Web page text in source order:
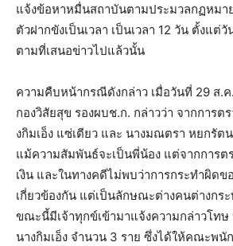
แจ้งข้อหาหมื่นสถาบันตามประมวลกฏหมา
ตัวฝากขังเป็นเวลา เป็นเวลา 12 วัน ตั้งแต่
ตามที่เสนอข่าวไปแล้วนั้น
ความคืบหน้ากรณีดังกล่าว เมื่อวันที่ 29 ส.
กองวิสัยสุข รองผบช.ก. กล่าวว่า จากการต
งกิมเอ็ง แซ่เตียว และ นางมณตรา หยกรั
แม้ความสัมพันธ์จะเป็นพี่น้อง แต่จากการต
เงิน และในทางคดีไม่พบว่าการกระทำผิดข
เกี่ยวข้องกัน แต่เป็นลักษณะต่างคนต่างกร
ขณะนี้มีเจ้าทุกข์เข้ามาแจ้งความกล่าวโท
นางกิมเอ็ง จำนวน 3 ราย ซึ่งได้ให้คณะพนั